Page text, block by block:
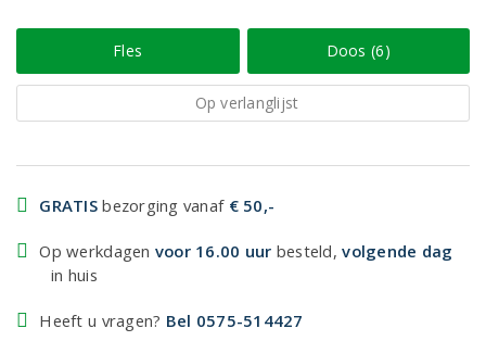
Fles Doos (6)
Op verlanglijst
GRATIS bezorging vanaf € 50,-
Op werkdagen voor 16.00 uur besteld,volgende dag
in huis
Heeft u vragen? Bel 0575-514427